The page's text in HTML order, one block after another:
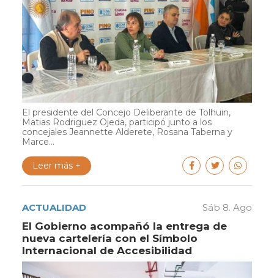
El presidente del Concejo Deliberante de Tolhuin,
Matias Rodriguez Ojeda, participó junto a los
concejales Jeannette Alderete, Rosana Taberna y
Marce...
Leer más +
ACTUALIDAD Sáb 8. Ago
El Gobierno acompañó la entrega de
nueva cartelería con el Símbolo
Internacional de Accesibilidad